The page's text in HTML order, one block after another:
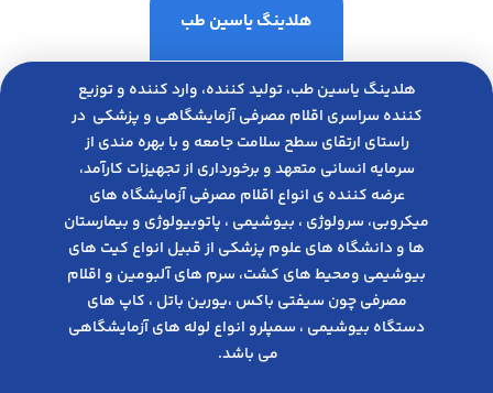
هلدینگ یاسین طب
هلدینگ یاسین طب، تولید کننده، وارد کننده و توزیع
کننده سراسری اقلام مصرفی آزمایشگاهی و پزشکی در
راﺳﺘﺎی ارﺗﻘﺎی ﺳﻄﺢ ﺳﻼﻣﺖ ﺟﺎﻣﻌﻪ و ﺑﺎ ﺑﻬﺮه ﻣﻨﺪی از
ﺳﺮﻣﺎﯾﻪ انسانی متعهد و ﺑﺮﺧﻮرداری از ﺗﺠﻬﯿﺰات ﮐﺎرآﻣﺪ،
عرضه کننده ی انواع اﻗﻼم مصرفی آزﻣﺎﯾﺸﮕﺎه های
میکروبی، ﺳﺮوﻟﻮژی ، ﺑﯿﻮﺷﯿﻤﯽ ، پاتوبیولوژی و بیمارستان
ها و دانشگاه های علوم پزشکی از قبیل انواع کیت های
بیوشیمی ومحیط های کشت، سرم های آلبومین و اقلام
مصرفی چون سیفتی باکس ،یورین باتل ، کاپ های
دستگاه بیوشیمی ، سمپلرو انواع لوله های آزمایشگاهی
می باشد.